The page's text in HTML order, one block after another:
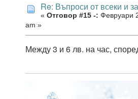
Re: Въпроси от всеки и
« Отговор #15 -: Февруари
am »
Между 3 и 6 лв. на час,